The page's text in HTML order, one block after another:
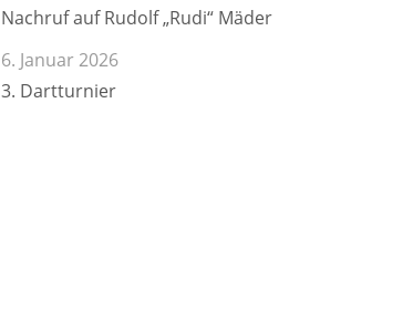
Nachruf auf Rudolf „Rudi“ Mäder
6. Januar 2026
3. Dartturnier